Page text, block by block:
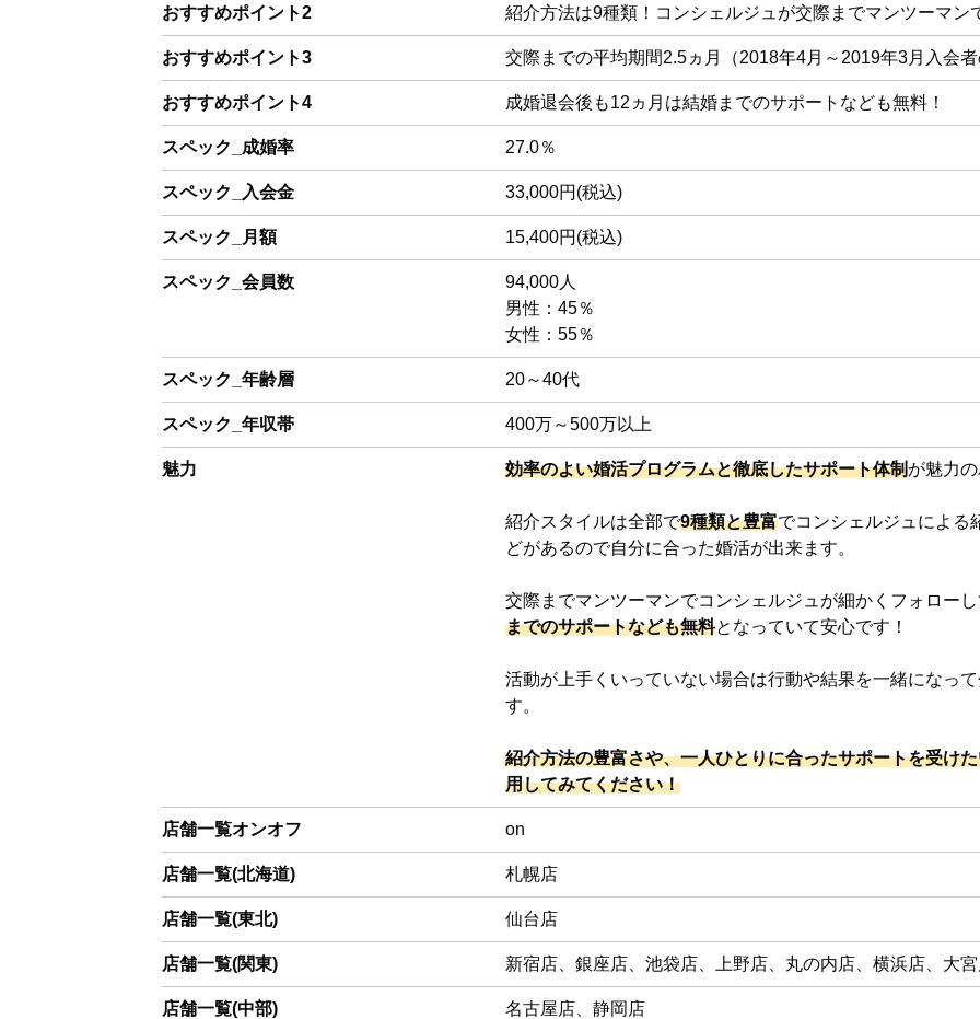
おすすめポイント2 紹介方法は9種類！コンシェルジュが交際までマンツーマン
おすすめポイント3 交際までの平均期間2.5ヵ月（2018年4月～2019年3月入会者
おすすめポイント4 成婚退会後も12ヵ月は結婚までのサポートなども無料！
スペック_成婚率 27.0％
スペック_入会金 33,000円(税込)
スペック_月額 15,400円(税込)
スペック_会員数
94,000人
男性：45％
女性：55％
スペック_年齢層 20～40代
スペック_年収帯 400万～500万以上
魅力 効率のよい婚活プログラムと徹底したサポート体制が魅力
紹介スタイルは全部で9種類と豊富でコンシェルジュによる
どがあるので自分に合った婚活が出来ます。
交際までマンツーマンでコンシェルジュが細かくフォロー
までのサポートなども無料となっていて安心です！
活動が上手くいっていない場合は行動や結果を一緒になっ
す。
紹介方法の豊富さや、一人ひとりに合ったサポートを受け
用してみてください！
店舗一覧オンオフ on
店舗一覧(北海道) 札幌店
店舗一覧(東北) 仙台店
店舗一覧(関東) 新宿店、銀座店、池袋店、上野店、丸の内店、横浜店、大
店舗一覧(中部) 名古屋店、静岡店